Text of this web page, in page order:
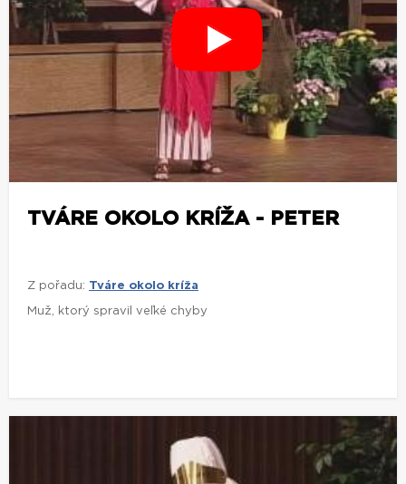
TVÁRE OKOLO KRÍŽA - PETER
Z pořadu: Tváre okolo kríža
Muž, ktorý spravil veľké chyby